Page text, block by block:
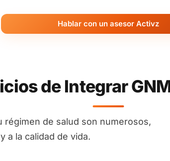
Hablar con un asesor Activz
de Integrar
régimen de salud son numerosos,
a la calidad de vida.